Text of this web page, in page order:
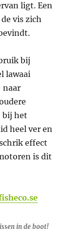
ligt. Een
vis zich
bij
lawaai
naar
bij het
heel ver en
effect
is dit
in de boot!